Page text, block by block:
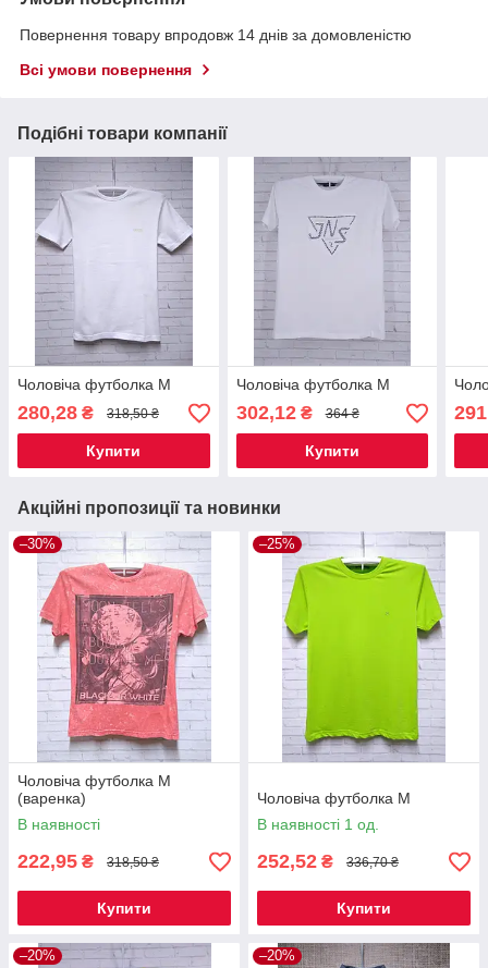
Повернення товару впродовж 14 днів за домовленістю
Всі умови повернення
Подібні товари компанії
Чоловіча футболка M
280,28 ₴ 318,50 ₴
Купити
Чоловіча футболка M
302,12₴ 364 ₴
Купити
Акційні пропозиції та новинки
–30%
Чоловіча футболка M
(варенка)
В наявності
222,95 ₴ 318,50 ₴
Купити
–25%
Чоловіча футболка M
В наявності 1 од.
252,52 ₴ 336,70 ₴
Купити
–20% –20%